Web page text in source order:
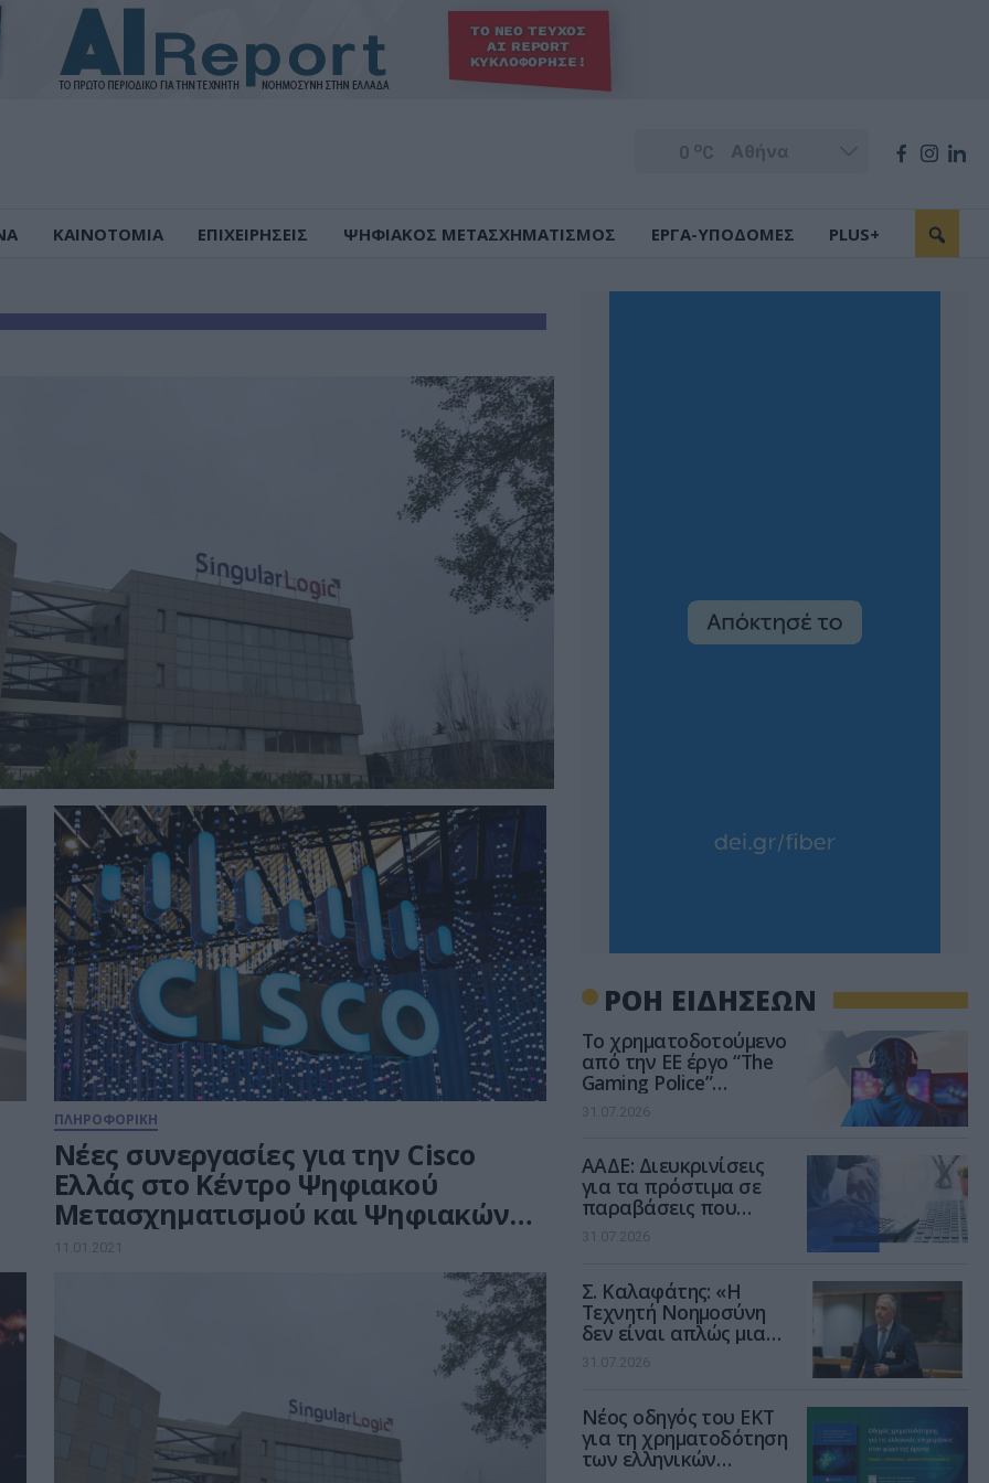
0 oC
ΚΑΙΝΟΤΟΜΙΑ ΕΠΙΧΕΙΡΗΣΕΙΣ ΨΗΦΙΑΚΟΣ ΜΕΤΑΣΧΗΜΑΤΙΣΜΟΣ ΕΡΓΑ-ΥΠΟΔΟΜΕΣ PLUS+
ΠΛΗΡΟΦΟΡΙΚΗ
Νέες συνεργασίες για την Cisco
Ελλάς στο Κέντρο Ψηφιακού
Μετασχηματισμού και Ψηφιακών
Δεξιοτήτων στη Θεσσαλονίκη
11.01.2021
ΡΟΗ ΕΙΔΗΣΕΩΝ
Το χρηματοδοτούμενο
από την ΕΕ έργο “The
Gaming Police”
ενισχύει την ασφάλεια
των παιδιών στο
31.07.2026
ΑΑΔΕ: Διευκρινίσεις
για τα πρόστιμα σε
παραβάσεις που
αφορούν τους ΦΗΜ
31.07.2026
Σ. Καλαφάτης: «Η
Τεχνητή Νοημοσύνη
δεν είναι απλώς μια
νέα τεχνολογία, είναι
μια νέα βιομηχανική
31.07.2026
Νέος οδηγός του ΕΚΤ
για τη χρηματοδότηση
των ελληνικών